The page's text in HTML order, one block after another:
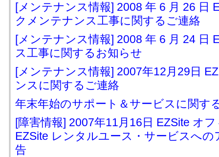
[メンテナンス情報] 2008 年 6 月 26 日
クメンテナンス工事に関するご連絡
[メンテナンス情報] 2008 年 6 月 24 日
ス工事に関するお知らせ
[メンテナンス情報] 2007年12月29日
ンスに関するご連絡
年末年始のサポート＆サービスに関す
[障害情報] 2007年11月16日 EZSite オ
EZSite レンタルユース・サービスへ
告